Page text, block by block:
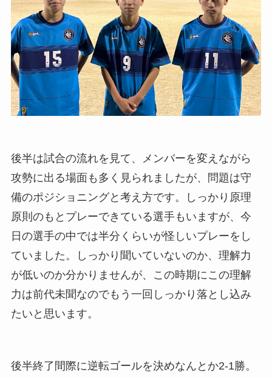
後半は試合の流れを見て、メンバーを変えながら
攻勢に出る場面も多く見られましたが、問題は守
備のポジショニングと考え方です。しっかり原理
原則のもとプレーできている選手もいますが、今
日の選手の中では半分くらいが怪しいプレーをし
ていました。しっかり聞いていないのか、理解力
が低いのか分かりませんが、この時期にこの理解
力は前代未聞なのでもう一回しっかり落とし込み
たいと思います。
後半終了間際に逆転ゴールを決めなんとか2-1勝。